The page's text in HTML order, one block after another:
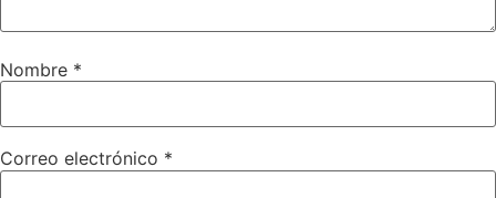
Nombre *
Correo electrónico *